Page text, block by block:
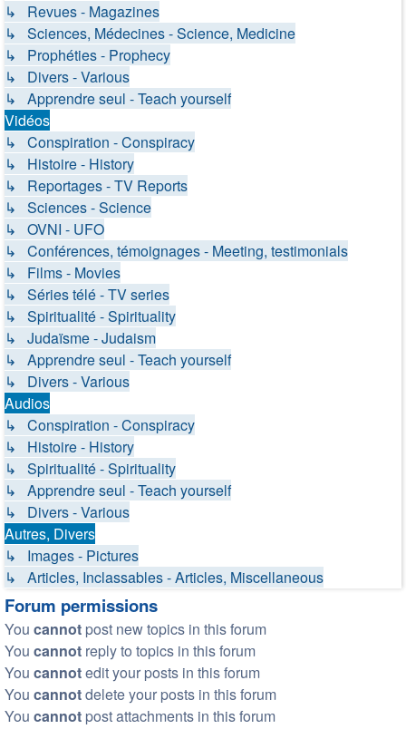
↳ Revues - Magazines
↳ Sciences, Médecines - Science, Medicine
↳ Prophéties - Prophecy
↳ Divers - Various
↳ Apprendre seul - Teach yourself
Vidéos
↳ Conspiration - Conspiracy
↳ Histoire - History
↳ Reportages - TV Reports
↳ Sciences - Science
↳ OVNI - UFO
↳ Conférences, témoignages - Meeting, testimonials
↳ Films - Movies
↳ Séries télé - TV series
↳ Spiritualité - Spirituality
↳ Judaïsme - Judaism
↳ Apprendre seul - Teach yourself
↳ Divers - Various
Audios
↳ Conspiration - Conspiracy
↳ Histoire - History
↳ Spiritualité - Spirituality
↳ Apprendre seul - Teach yourself
↳ Divers - Various
Autres, Divers
↳ Images - Pictures
↳ Articles, Inclassables - Articles, Miscellaneous
Forum permissions
You cannot post new topics in this forum
You cannot reply to topics in this forum
You cannotedit your posts in this forum
You cannotdelete your posts in this forum
You cannot post attachments in this forum